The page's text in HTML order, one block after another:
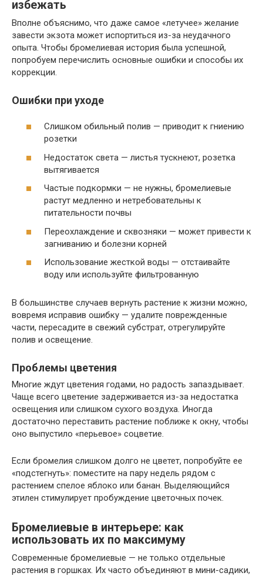
избежать
Вполне объяснимо, что даже самое «летучее» желание
завести экзота может испортиться из-за неудачного
опыта. Чтобы бромелиевая история была успешной,
попробуем перечислить основные ошибки и способы их
коррекции.
Ошибки при уходе
Слишком обильный полив — приводит к гниению
розетки
Недостаток света — листья тускнеют, розетка
вытягивается
Частые подкормки — не нужны, бромелиевые
растут медленно и нетребовательны к
питательности почвы
Переохлаждение и сквозняки — может привести к
загниванию и болезни корней
Использование жесткой воды — отстаивайте
воду или используйте фильтрованную
В большинстве случаев вернуть растение к жизни можно,
вовремя исправив ошибку — удалите поврежденные
части, пересадите в свежий субстрат, отрегулируйте
полив и освещение.
Проблемы цветения
Многие ждут цветения годами, но радость запаздывает.
Чаще всего цветение задерживается из-за недостатка
освещения или слишком сухого воздуха. Иногда
достаточно переставить растение поближе к окну, чтобы
оно выпустило «перьевое» соцветие.
Если бромелия слишком долго не цветет, попробуйте ее
«подстегнуть»: поместите на пару недель рядом с
растением спелое яблоко или банан. Выделяющийся
этилен стимулирует пробуждение цветочных почек.
Бромелиевые в интерьере: как
использовать их по максимуму
Современные бромелиевые — не только отдельные
растения в горшках. Их часто объединяют в мини-садики,